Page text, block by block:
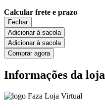
Calcular frete e prazo
Fechar
Adicionar à sacola
Adicionar à sacola
Comprar agora
Informações da loja